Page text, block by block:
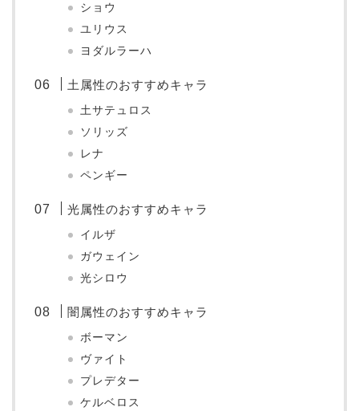
ショウ
ユリウス
ヨダルラーハ
土属性のおすすめキャラ
土サテュロス
ソリッズ
レナ
ペンギー
光属性のおすすめキャラ
イルザ
ガウェイン
光シロウ
闇属性のおすすめキャラ
ボーマン
ヴァイト
プレデター
ケルベロス